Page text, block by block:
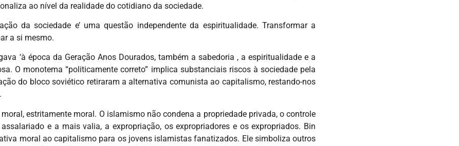
ao nível da realidade do cotidiano da sociedade.
da sociedade e’ uma questão independente da espiritualidade. Transformar a
a si mesmo.
‘à época da Geração Anos Dourados, também a sabedoria , a espiritualidade e a
O monotema “politicamente correto” implica substanciais riscos à sociedade pela
do bloco soviético retiraram a alternativa comunista ao capitalismo, restando-nos
estritamente moral. O islamismo não condena a propriedade privada, o controle
e a mais valia, a expropriação, os expropriadores e os expropriados. Bin
moral ao capitalismo para os jovens islamistas fanatizados. Ele simboliza outros